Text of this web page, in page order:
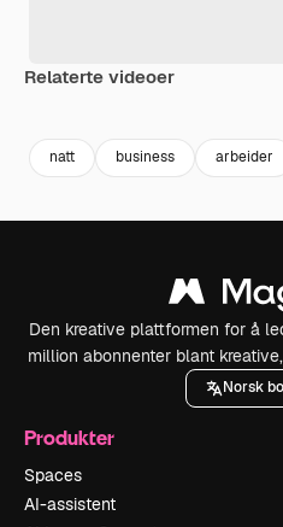
Relaterte videoer
natt business arbeider
Den kreative plattformen for å
million abonnenter blant
Norsk
Produkter
Spaces
AI-assistent